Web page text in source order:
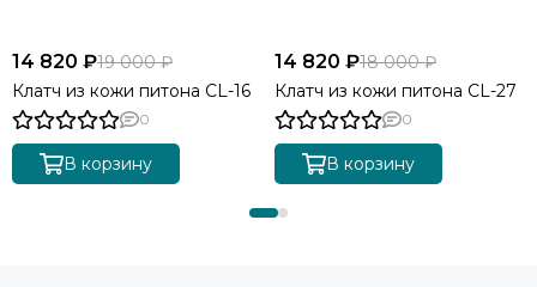
14 820 ₽19 000 ₽
Клатч из кожи питона CL-16
0
В корзину
14 820 ₽18 000 ₽
Клатч из кожи питона СL-27
0
В корзину